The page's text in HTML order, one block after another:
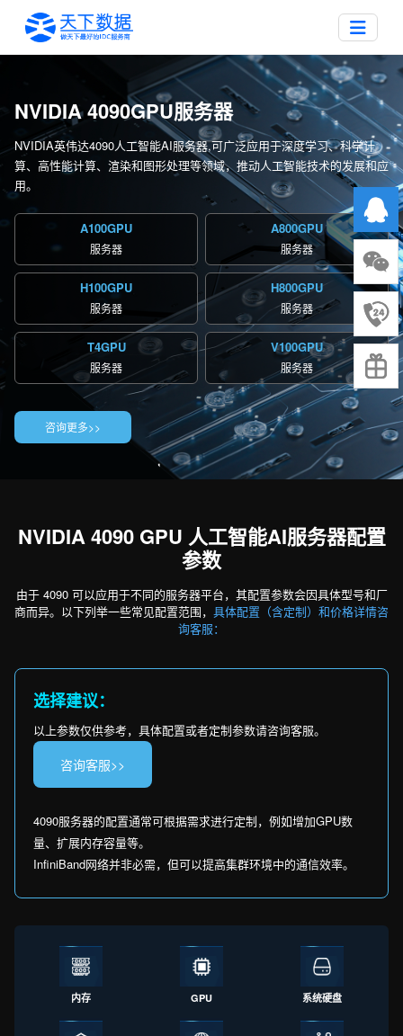
NVIDIA 4090GPU服务器
NVIDIA英伟达4090人工智能AI服务器,可广泛应用于深度学习、科学计
算、高性能计算、渲染和图形处理等领域，推动人工智能技术的发展和应
用。
A100GPU
服务器
A800GPU
服务器
H100GPU
服务器
H800GPU
服务器
T4GPU
服务器
V100GPU
服务器
咨询更多>>
NVIDIA 4090 GPU 人工智能AI服务器配置
参数
由于 4090 可以应用于不同的服务器平台，其配置参数会因具体型号和厂
商而异。以下列举一些常见配置范围， 具体配置（含定制）和价格详情咨
询客服：
选择建议：
以上参数仅供参考，具体配置或者定制参数请咨询客服。
咨询客服>>
4090服务器的配置通常可根据需求进行定制，例如增加GPU数
量、扩展内存容量等。
InfiniBand网络并非必需，但可以提高集群环境中的通信效率。
内存 GPU 系统硬盘